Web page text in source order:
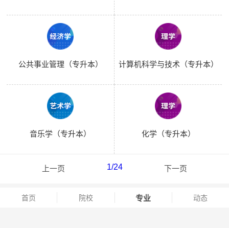
公共事业管理（专升本） 计算机科学与技术（专升本）
音乐学（专升本） 化学（专升本）
上一页 1/24 下一页
首页 院校 专业 动态